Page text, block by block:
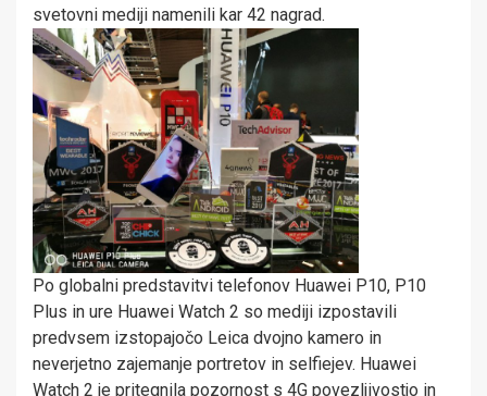
svetovni mediji namenili kar 42 nagrad.
Po globalni predstavitvi telefonov Huawei P10, P10
Plus in ure Huawei Watch 2 so mediji izpostavili
predvsem izstopajočo Leica dvojno kamero in
neverjetno zajemanje portretov in selfiejev. Huawei
Watch 2 je pritegnila pozornost s 4G povezljivostjo in